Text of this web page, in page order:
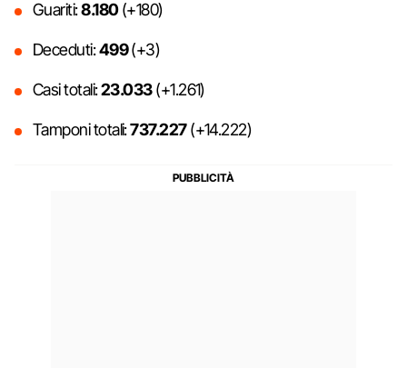
Guariti:8.180(+180)
Deceduti:499(+3)
Casi totali:23.033(+1.261)
Tamponi totali:737.227(+14.222)